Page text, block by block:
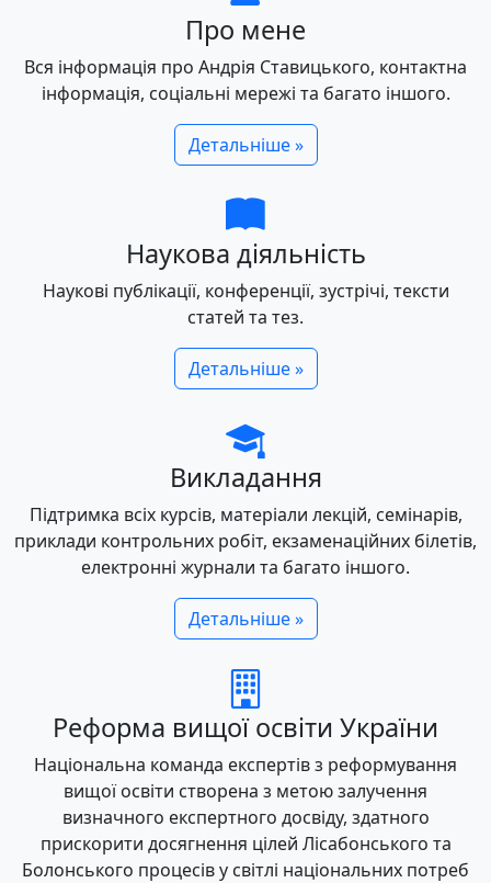
Про мене
Вся інформація про Андрія Ставицького, контактна
інформація, соціальні мережі та багато іншого.
Детальніше »
Наукова діяльність
Наукові публікації, конференції, зустрічі, тексти
статей та тез.
Детальніше »
Викладання
Підтримка всіх курсів, матеріали лекцій, семінарів,
приклади контрольних робіт, екзаменаційних білетів,
електронні журнали та багато іншого.
Детальніше »
Реформа вищої освіти України
Національна команда експертів з реформування
вищої освіти створена з метою залучення
визначного експертного досвіду, здатного
прискорити досягнення цілей Лісабонського та
Болонського процесів у світлі національних потреб